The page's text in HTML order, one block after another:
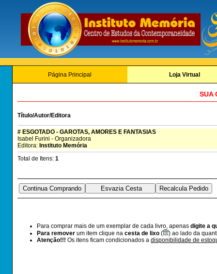
Página Principal Loja Virtual
SUA
Título/Autor/Editora
# ESGOTADO - GAROTAS, AMORES E FANTASIAS
Isabel Furini - Organizadora
Editora: Instituto Memória
Total de Itens: 1
Para comprar mais de um exemplar de cada livro, apenas digite a
Para remover um item clique na cesta de lixo (
) ao lado da
Atenção!!! Os itens ficam condicionados a disponibilidade de